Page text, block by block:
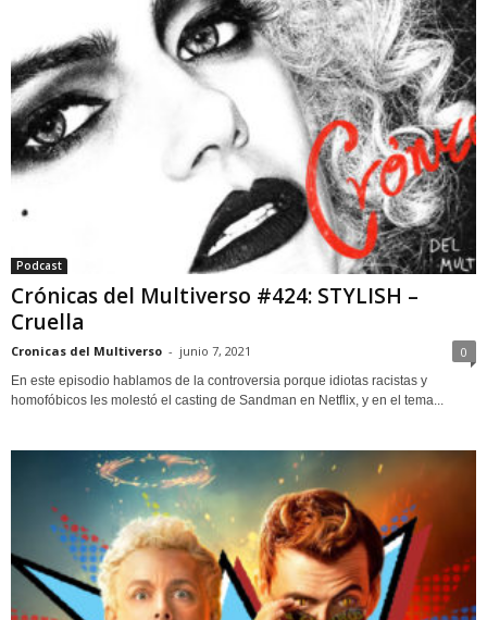
Podcast
Crónicas del Multiverso #424: STYLISH –
Cruella
Cronicas del Multiverso - junio 7, 2021 0
En este episodio hablamos de la controversia porque idiotas racistas y
homofóbicos les molestó el casting de Sandman en Netflix, y en el tema...